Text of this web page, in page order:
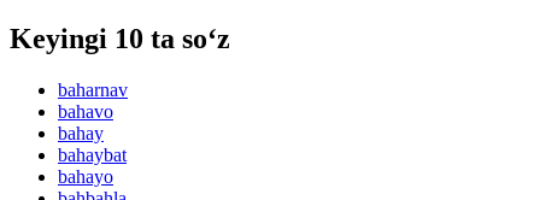
Keyingi 10 ta so‘z
baharnav
bahavo
bahay
bahaybat
bahayo